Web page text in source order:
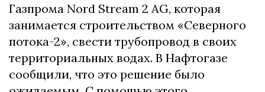
Газпрома Nord Stream 2 AG, которая
занимается строительством «Северного
потока-2», свести трубопровод в своих
территориальных водах. В Нафтогазе
сообщили, что это решение было